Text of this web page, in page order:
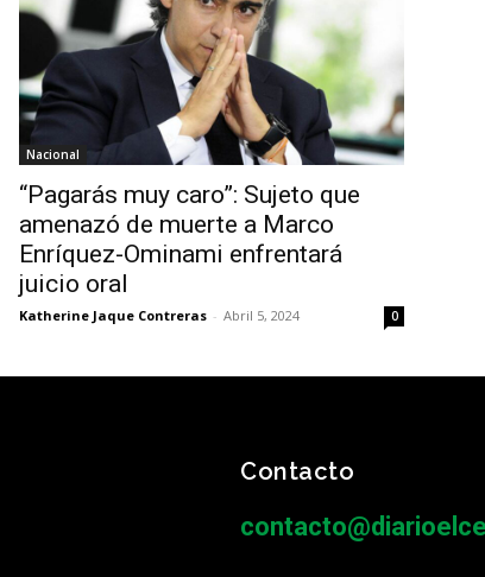
Nacional
“Pagarás muy caro”: Sujeto que
amenazó de muerte a Marco
Enríquez-Ominami enfrentará
juicio oral
Katherine Jaque Contreras - Abril 5, 2024 0
Contacto